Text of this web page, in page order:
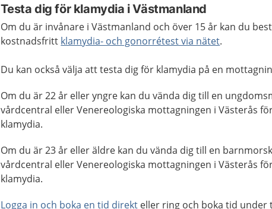
Testa dig för klamydia i Västmanland
Om du är invånare i Västmanland och över 15 år kan du
kostnadsfritt klamydia- och gonorrétest via nätet.
Du kan också välja att testa dig för klamydia på en
Om du är 22 år eller yngre kan du vända dig till en
vårdcentral eller Venereologiska mottagningen i Västerås
klamydia.
Om du är 23 år eller äldre kan du vända dig till en
vårdcentral eller Venereologiska mottagningen i Västerås
klamydia.
Logga in och boka en tid direkt eller ring och boka tid under